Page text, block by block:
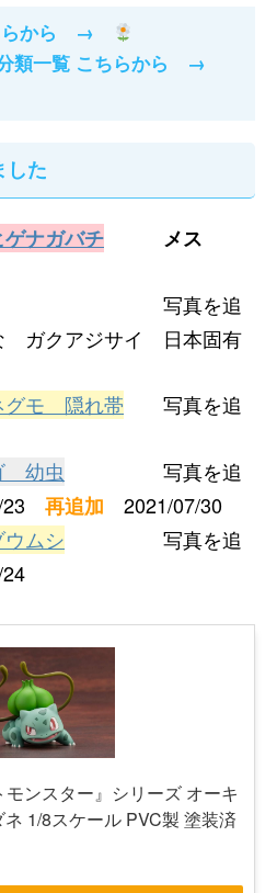
らから →
類一覧 こちらから →
た
ナガバチ
メス
写真を追
ガクアジサイ 日本固有
グモ 隠れ帯 写真を追
幼虫 写真を追
23 再追加 2021/07/30
ムシ 写真を追
ンスター』シリーズ オーキ
1/8スケール PVC製 塗装済